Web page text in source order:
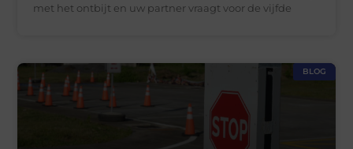
met het ontbijt en uw partner vraagt voor de vijfde
BLOG